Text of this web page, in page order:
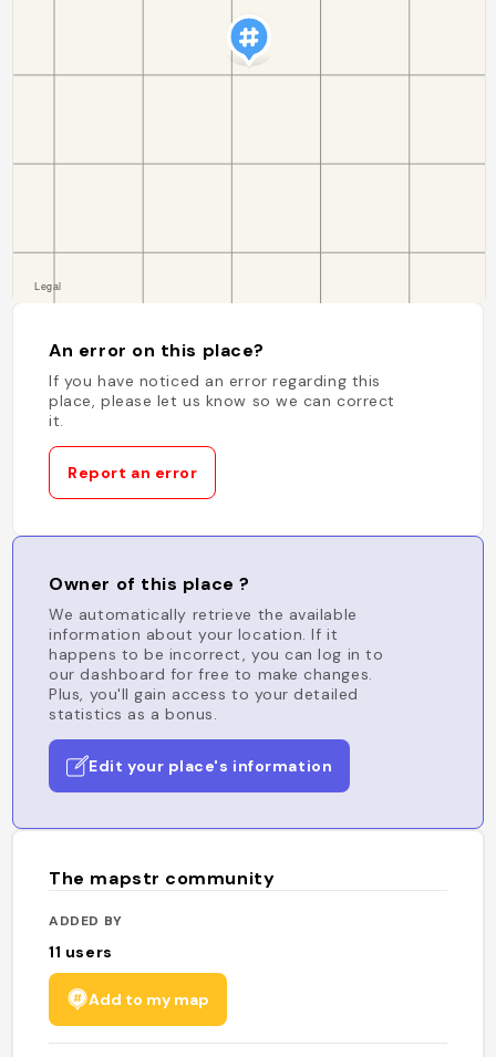
An error on this place?
If you have noticed an error regarding this
place, please let us know so we can correct
it.
Report an error
Owner of this place ?
We automatically retrieve the available
information about your location. If it
happens to be incorrect, you can log in to
our dashboard for free to make changes.
Plus, you'll gain access to your detailed
statistics as a bonus.
Edit your place's information
The mapstr community
ADDED BY
11 users
Add to my map